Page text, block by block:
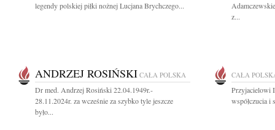
legendy polskiej piłki nożnej Lucjana Brychczego...
z...
ANDRZEJ ROSIŃSKI CAŁA POLSKA
Dr med. Andrzej Rosiński 22.04.1949r.-
28.11.2024r. za wcześnie za szybko tyle jeszcze
było...
CAŁA
Przyjacielowi
współczucia i